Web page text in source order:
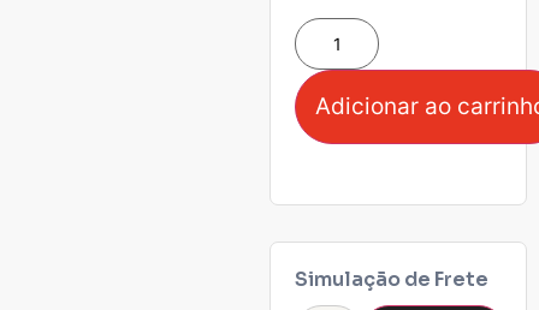
Adicionar ao
Simulação de Frete